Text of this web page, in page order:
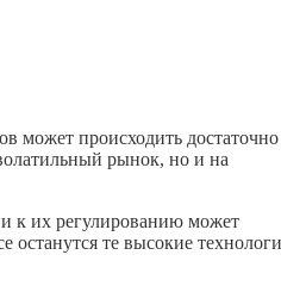
может происходить достаточно
рынок, но и на
к их регулированию может
останутся те высокие